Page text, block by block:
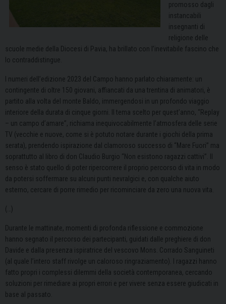
promosso dagli
instancabili
insegnanti di
religione delle
scuole medie della Diocesi di Pavia, ha brillato con l’inevitabile fascino che
lo contraddistingue.
I numeri dell’edizione 2023 del Campo hanno parlato chiaramente: un
contingente di oltre 150 giovani, affiancati da una trentina di animatori, è
partito alla volta del monte Baldo, immergendosi in un profondo viaggio
interiore della durata di cinque giorni. Il tema scelto per quest’anno, “Replay
– un campo d’amare”, richiama inequivocabilmente l’atmosfera delle serie
TV (vecchie e nuove, come si è potuto notare durante i giochi della prima
serata), prendendo ispirazione dal clamoroso successo di “Mare Fuori” ma
soprattutto al libro di don Claudio Burgio “Non esistono ragazzi cattivi”. Il
senso è stato quello di poter ripercorrere il proprio percorso di vita in modo
da potersi soffermare su alcuni punti nevralgici e, con qualche aiuto
esterno, cercare di porre rimedio per ricominciare da zero una nuova vita.
(…)
Durante le mattinate, momenti di profonda riflessione e commozione
hanno segnato il percorso dei partecipanti, guidati dalle preghiere di don
Davide e dalla presenza ispiratrice del vescovo Mons. Corrado Sanguineti
(al quale l’intero staff rivolge un caloroso ringraziamento). I ragazzi hanno
fatto propri i complessi dilemmi della società contemporanea, cercando
soluzioni per rimediare ai propri errori e per vivere senza essere giudicati in
base al passato.